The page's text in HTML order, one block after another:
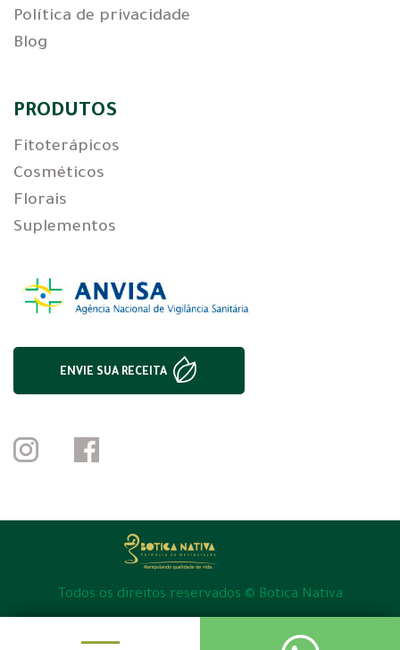
Política de privacidade
Blog
PRODUTOS
Fitoterápicos
Cosméticos
Florais
Suplementos
ENVIE SUA RECEITA
Todos os direitos reservados © Botica Nativa